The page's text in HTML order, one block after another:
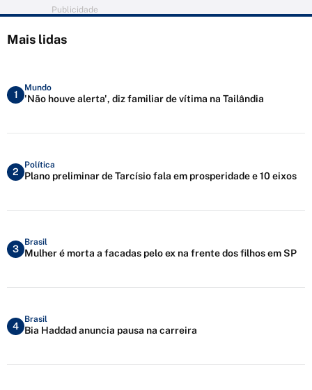
Publicidade
Mais lidas
1
Mundo
'Não houve alerta', diz familiar de vítima na Tailândia
2
Política
Plano preliminar de Tarcísio fala em prosperidade e 10 eixos
3
Brasil
Mulher é morta a facadas pelo ex na frente dos filhos em SP
4
Brasil
Bia Haddad anuncia pausa na carreira